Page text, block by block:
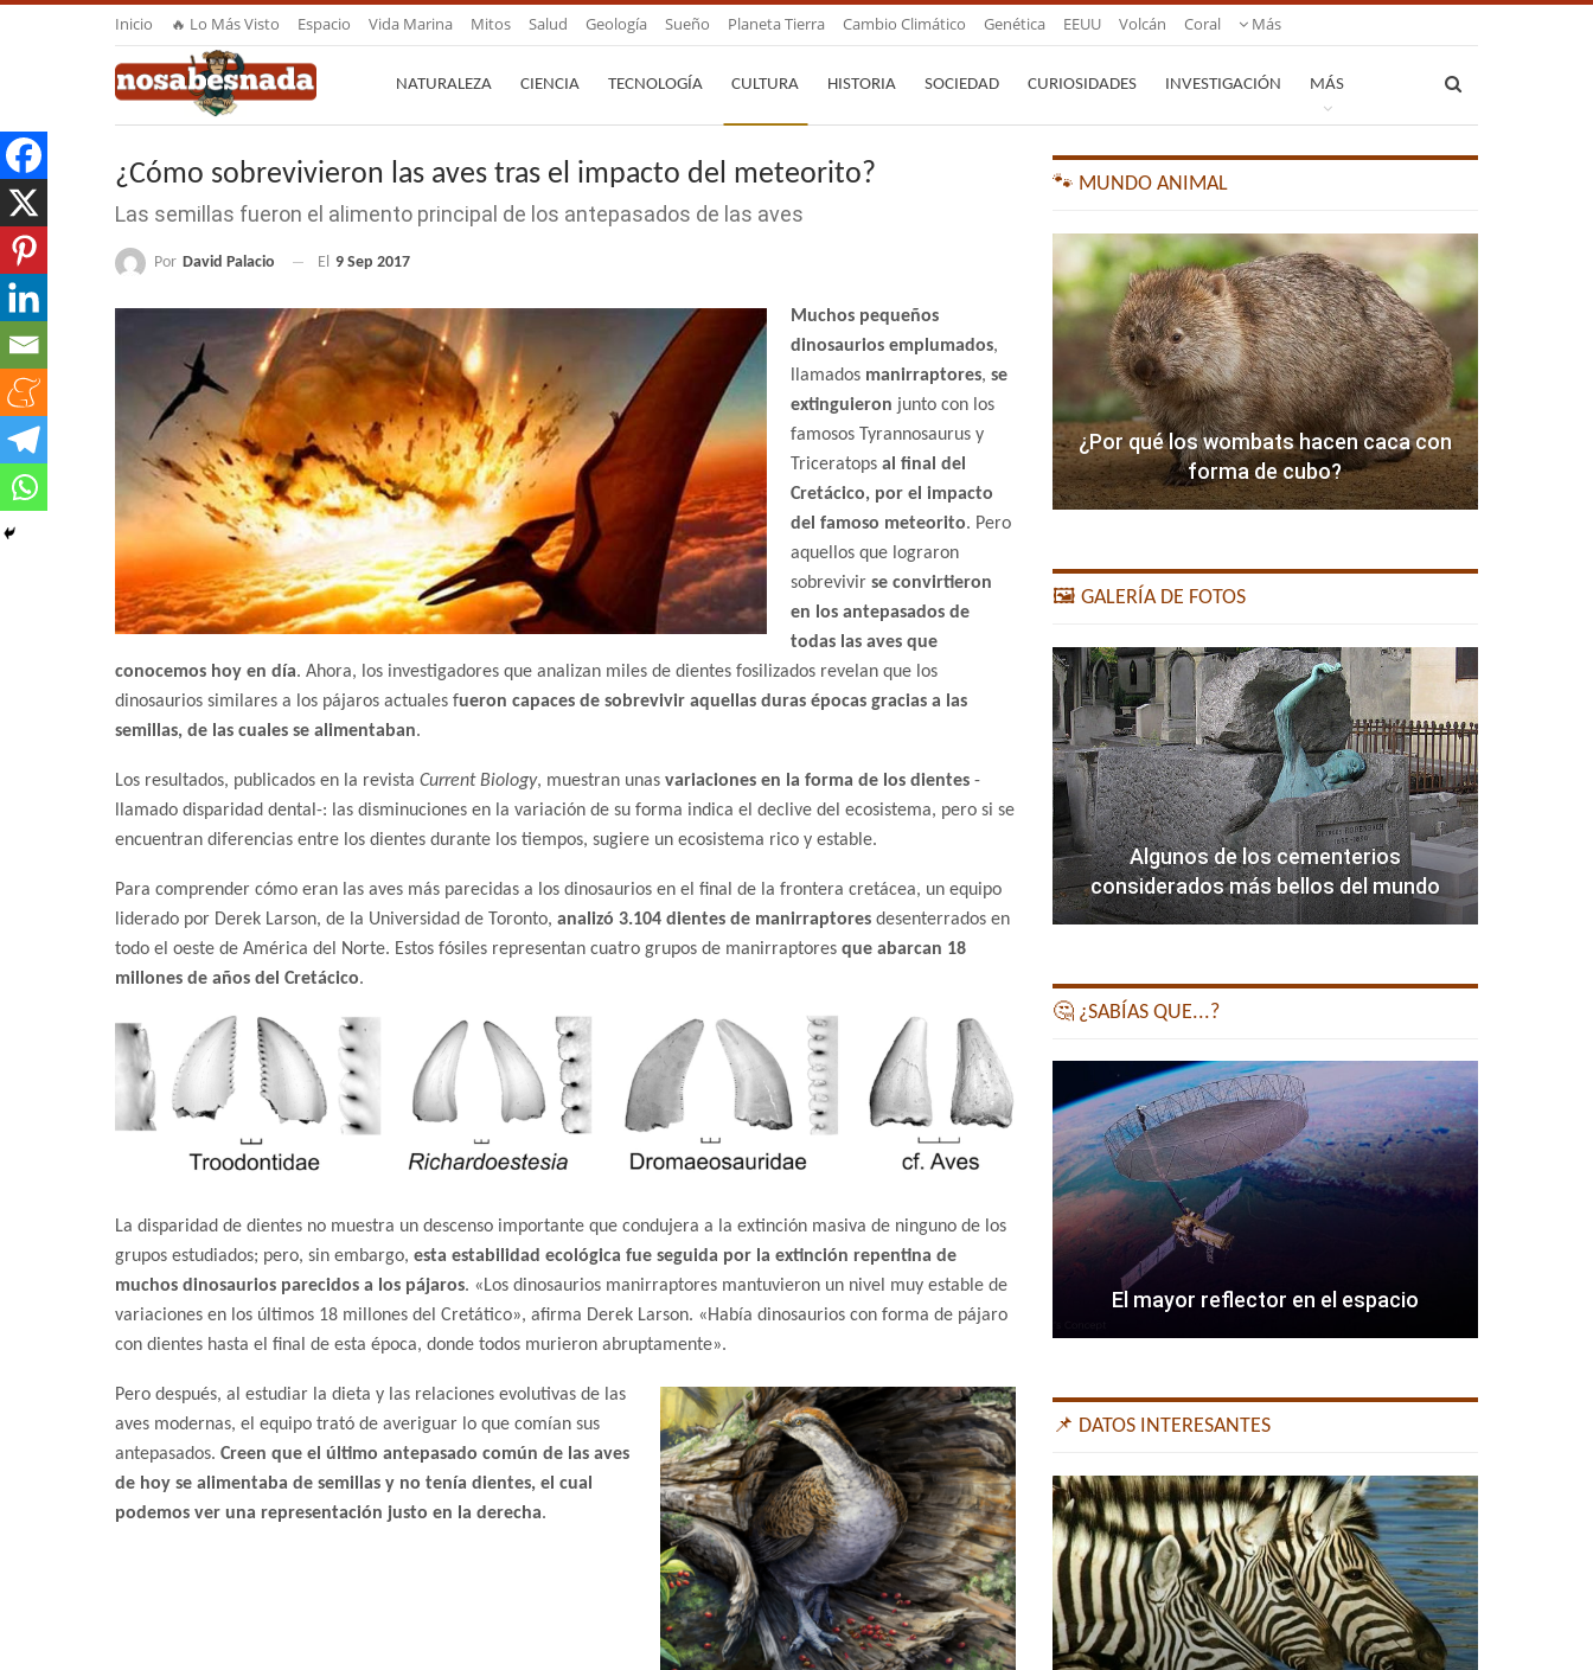
Inicio 🔥 Lo Más Visto Espacio Vida Marina Mitos Salud Geología Sueño Planeta Tierra Cambio Climático Genética EEUU Volcán Coral Más
NATURALEZA CIENCIA TECNOLOGÍA CULTURA HISTORIA SOCIEDAD CURIOSIDADES INVESTIGACIÓN MÁS
¿Cómo sobrevivieron las aves tras el impacto del meteorito?
Las semillas fueron el alimento principal de los antepasados de las aves
Por David Palacio El 9 Sep 2017
Muchos pequeños
dinosaurios emplumados,
llamados manirraptores, se
extinguieron junto con los
famosos Tyrannosaurus y
Triceratops al final del
Cretácico, por el impacto
del famoso meteorito. Pero
aquellos que lograron
sobrevivir se convirtieron
en los antepasados de
todas las aves que
conocemos hoy en día. Ahora, los investigadores que analizan miles de dientes fosilizados revelan que los
dinosaurios similares a los pájaros actuales fueron capaces de sobrevivir aquellas duras épocas gracias a las
semillas, de las cuales se alimentaban.
Los resultados, publicados en la revista Current Biology, muestran unas variaciones en la forma de los dientes -
llamado disparidad dental-: las disminuciones en la variación de su forma indica el declive del ecosistema, pero si se
encuentran diferencias entre los dientes durante los tiempos, sugiere un ecosistema rico y estable.
Para comprender cómo eran las aves más parecidas a los dinosaurios en el final de la frontera cretácea, un equipo
liderado por Derek Larson, de la Universidad de Toronto, analizó 3.104 dientes de manirraptores desenterrados en
todo el oeste de América del Norte. Estos fósiles representan cuatro grupos de manirraptores que abarcan 18
millones de años del Cretácico.
La disparidad de dientes no muestra un descenso importante que condujera a la extinción masiva de ninguno de los
grupos estudiados; pero, sin embargo, esta estabilidad ecológica fue seguida por la extinción repentina de
muchos dinosaurios parecidos a los pájaros. «Los dinosaurios manirraptores mantuvieron un nivel muy estable de
variaciones en los últimos 18 millones del Cretático», afirma Derek Larson. «Había dinosaurios con forma de pájaro
con dientes hasta el final de esta época, donde todos murieron abruptamente».
Pero después, al estudiar la dieta y las relaciones evolutivas de las
aves modernas, el equipo trató de averiguar lo que comían sus
antepasados. Creen que el último antepasado común de las aves
de hoy se alimentaba de semillas y no tenía dientes, el cual
podemos ver una representación justo en la derecha.
🐾 MUNDO ANIMAL
¿Por qué los wombats hacen caca con
forma de cubo?
🖼️ GALERÍA DE FOTOS
Algunos de los cementerios
considerados más bellos del mundo
🤔 ¿SABÍAS QUE...?
El mayor reflector en el espacio
📌 DATOS INTERESANTES